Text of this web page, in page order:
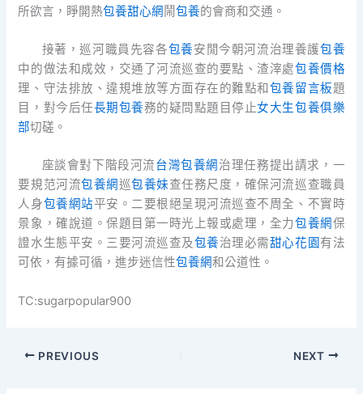
所欲言，睜開熱包養甜心網 鬧包養的會商和交通。
接著，巡河職員先容各包養安閒今朝河流治理養護包養
中的做法和成效，交通了河流巡查的要點、渣滓處包養價格
理、守法排放、違規堆放等方面存在的難點和包養留言板題
目，對今后任長期包養務的疑問點題目停止女大生包養俱樂
部切磋。
座談會對下階段河流台灣包養網 治理任務提出請求，一
要規范河流包養網巡包養妹查任務尺度，確保河流巡查職員
人身包養網站平安。二要根絕呈現河流巡查不周全、不實時
景象，確說道。保題目第一時光上報或處理，全力包養網保
證水生態平安。三要河流巡查及包養治理必需甜心花園有法
可依，有據可循，進步迷信性包養網和公道性。
TC:sugarpopular900
PREVIOUS NEXT